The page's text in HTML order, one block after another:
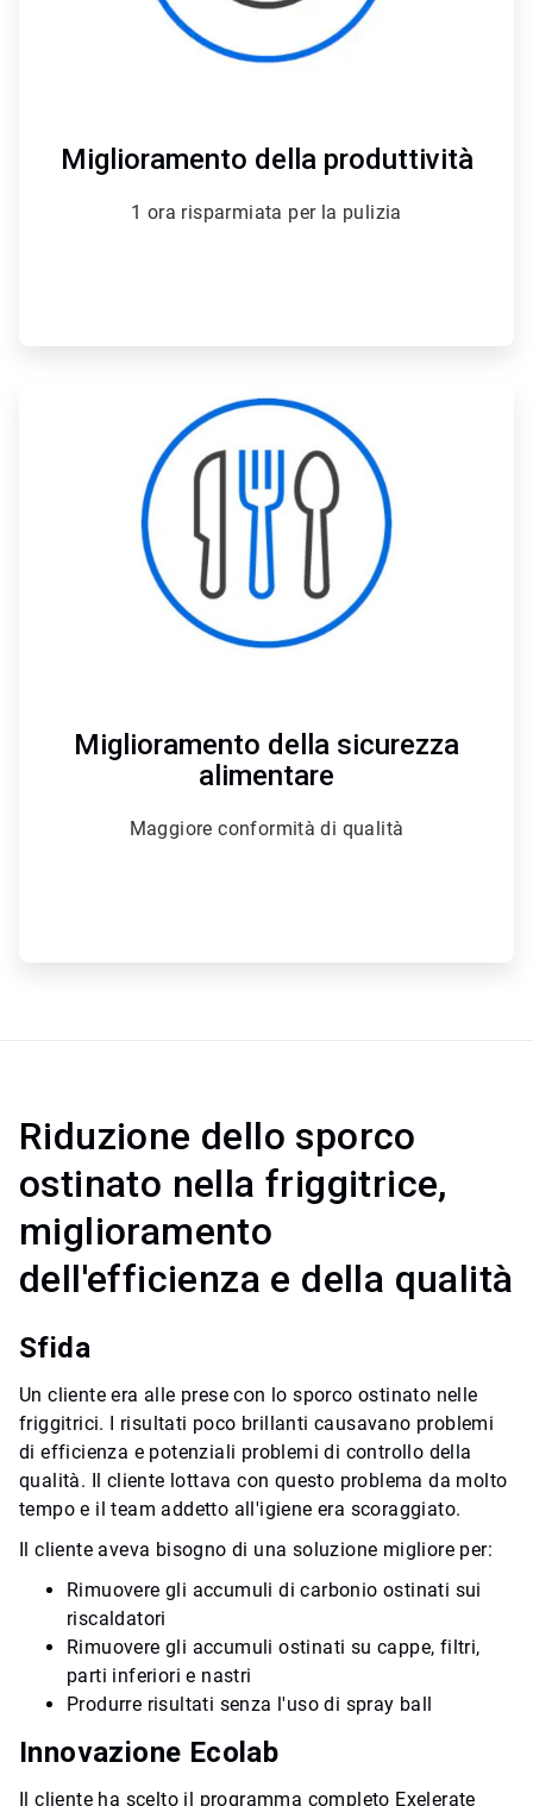
Miglioramento della produttività
1 ora risparmiata per la pulizia
ArticleTile
Miglioramento della sicurezza
alimentare
Maggiore conformità di qualità
Riduzione dello sporco
ostinato nella friggitrice,
miglioramento
dell'efficienza e della qualità
Sfida
Un cliente era alle prese con lo sporco ostinato nelle
friggitrici. I risultati poco brillanti causavano problemi
di efficienza e potenziali problemi di controllo della
qualità. Il cliente lottava con questo problema da molto
tempo e il team addetto all'igiene era scoraggiato.
Il cliente aveva bisogno di una soluzione migliore per:
Rimuovere gli accumuli di carbonio ostinati sui
riscaldatori
Rimuovere gli accumuli ostinati su cappe, filtri,
parti inferiori e nastri
Produrre risultati senza l'uso di spray ball
Innovazione Ecolab
Il cliente ha scelto il programma completo Exelerate